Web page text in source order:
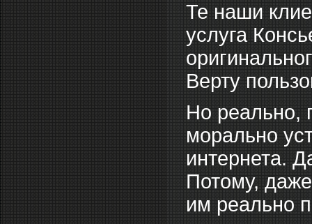
Те наши
услуга
Верту
Но реально,
морально
интернета.
Потому,
им реально